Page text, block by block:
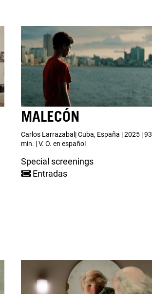
MALECÓN
Carlos Larrazabal| Cuba, España | 2025 | 93
min. | V. O. en español
Special screenings
Entradas